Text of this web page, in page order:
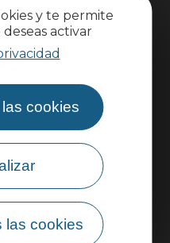
y te permite
activar
cookies
las cookies
práctica